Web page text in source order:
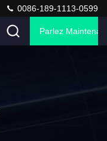
0086-189-1113-0599
Parlez